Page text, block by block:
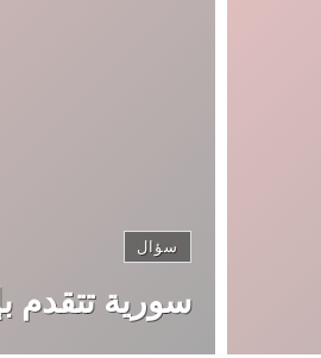
سؤال
سورية تتقدم